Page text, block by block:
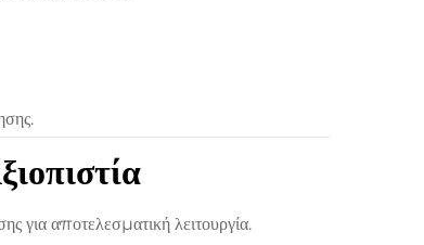
για αποτελεσματική λειτουργία.